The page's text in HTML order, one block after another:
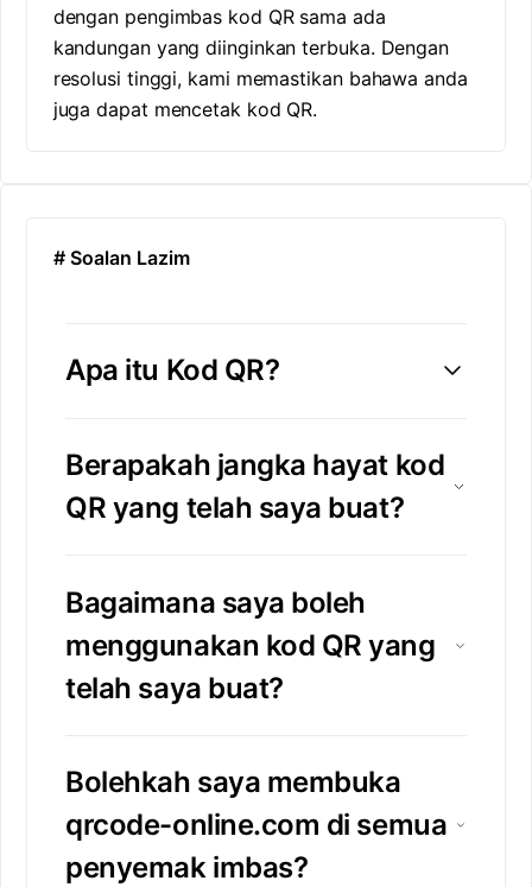
dengan pengimbas kod QR sama ada
kandungan yang diinginkan terbuka. Dengan
resolusi tinggi, kami memastikan bahawa anda
juga dapat mencetak kod QR.
# Soalan Lazim
Apa itu Kod QR?
Berapakah jangka hayat kod
QR yang telah saya buat?
Bagaimana saya boleh
menggunakan kod QR yang
telah saya buat?
Bolehkah saya membuka
qrcode-online.com di semua
penyemak imbas?